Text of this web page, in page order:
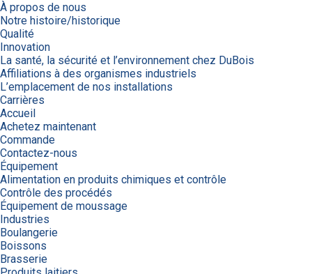
À propos de nous
Notre histoire/historique
Qualité
Innovation
La santé, la sécurité et l’environnement chez DuBois
Affiliations à des organismes industriels
L’emplacement de nos installations
Carrières
Accueil
Achetez maintenant
Commande
Contactez-nous
Équipement
Alimentation en produits chimiques et contrôle
Contrôle des procédés
Équipement de moussage
Industries
Boulangerie
Boissons
Brasserie